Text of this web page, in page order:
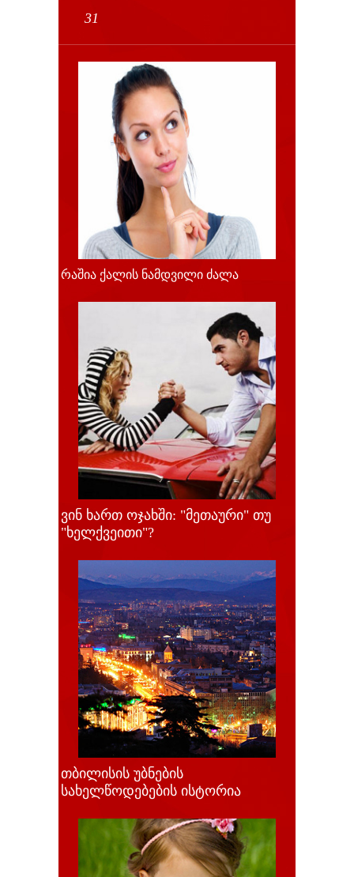
31
რაშია ქალის ნამდვილი ძალა
ვინ ხართ ოჯახში: "მეთაური" თუ
"ხელქვეითი"?
თბილისის უბნების
სახელწოდებების ისტორია